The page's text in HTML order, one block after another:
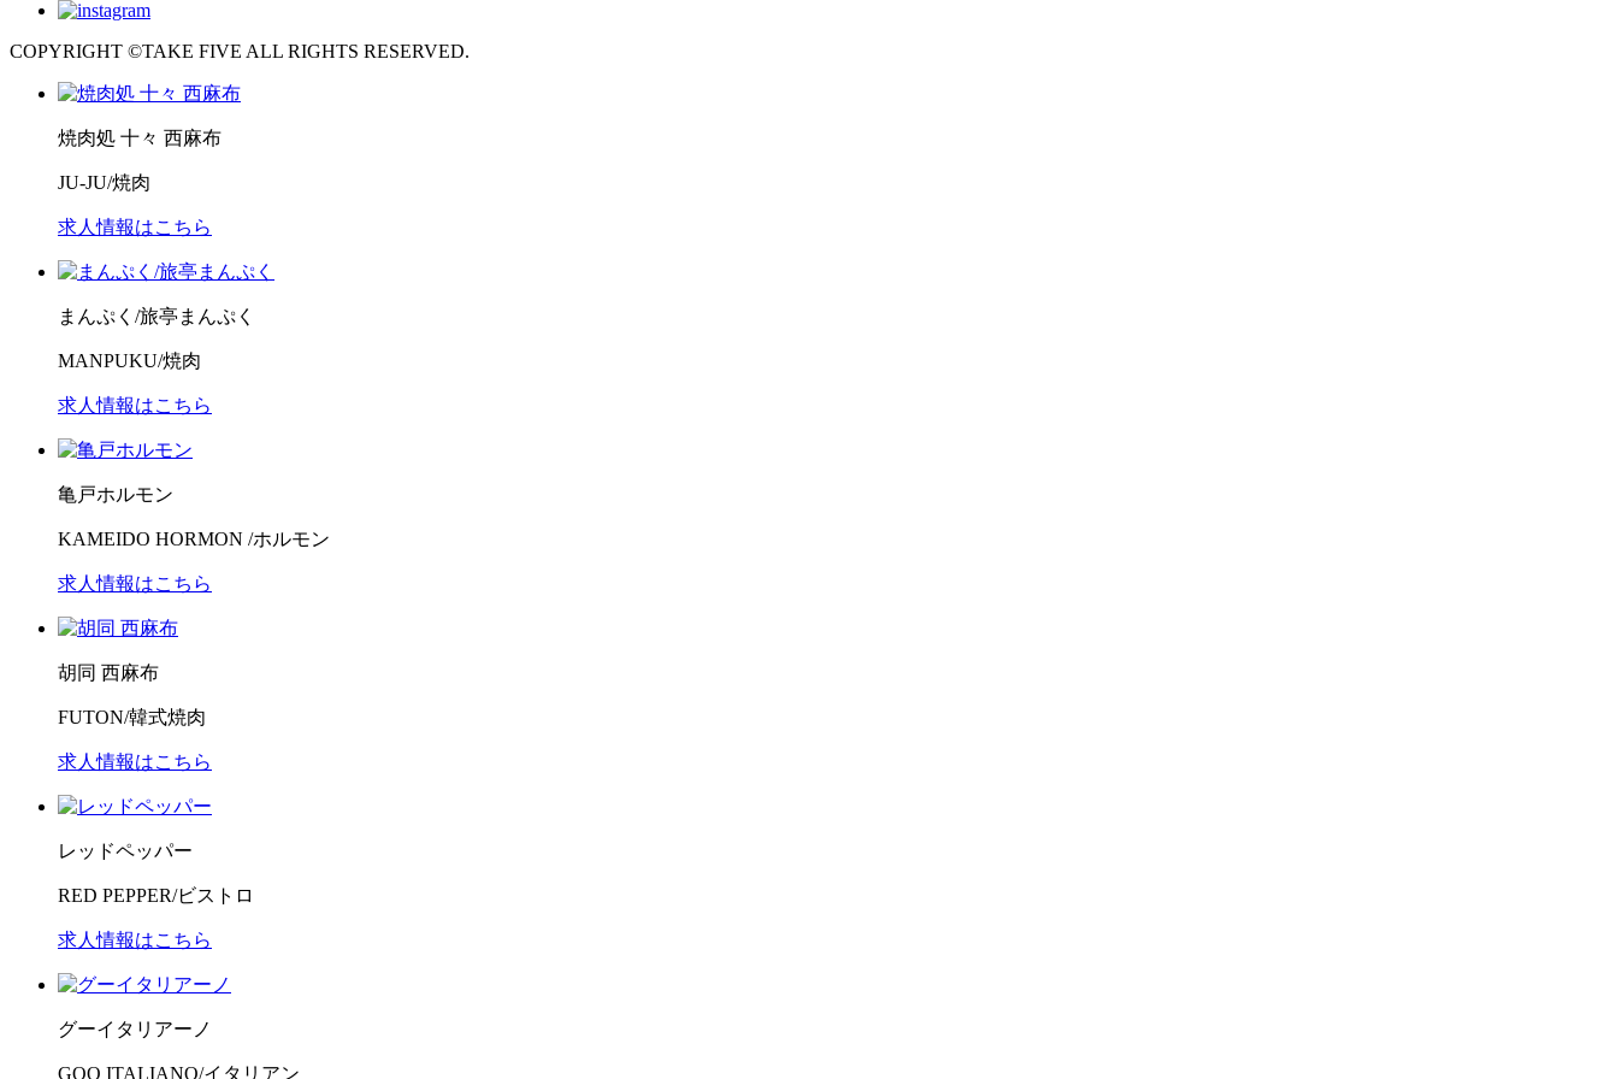
COPYRIGHT ©TAKE FIVE ALL RIGHTS RESERVED.
焼肉処 十々 西麻布
JU-JU/焼肉
求人情報はこちら
まんぷく/旅亭まんぷく
MANPUKU/焼肉
求人情報はこちら
亀戸ホルモン
KAMEIDO HORMON /ホルモン
求人情報はこちら
胡同 西麻布
FUTON/韓式焼肉
求人情報はこちら
レッドペッパー
RED PEPPER/ビストロ
求人情報はこちら
グーイタリアーノ
GOO ITALIANO/イタリアン